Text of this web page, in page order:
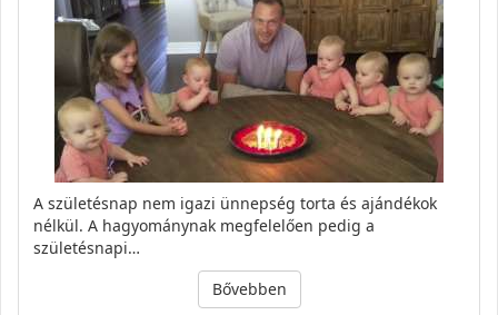
A születésnap nem igazi ünnepség torta és ajándékok
nélkül. A hagyománynak megfelelően pedig a
születésnapi…
Bővebben